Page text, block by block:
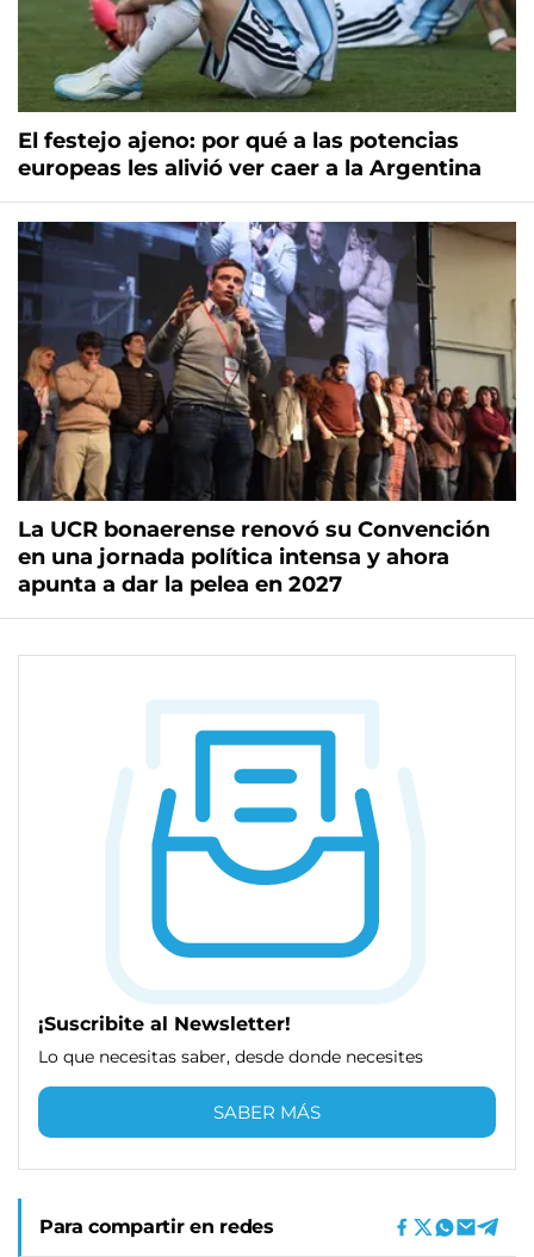
El festejo ajeno: por qué a las potencias
europeas les alivió ver caer a la Argentina
La UCR bonaerense renovó su Convención
en una jornada política intensa y ahora
apunta a dar la pelea en 2027
¡Suscribite al Newsletter!
Lo que necesitas saber, desde donde necesites
SABER MÁS
Para compartir en redes